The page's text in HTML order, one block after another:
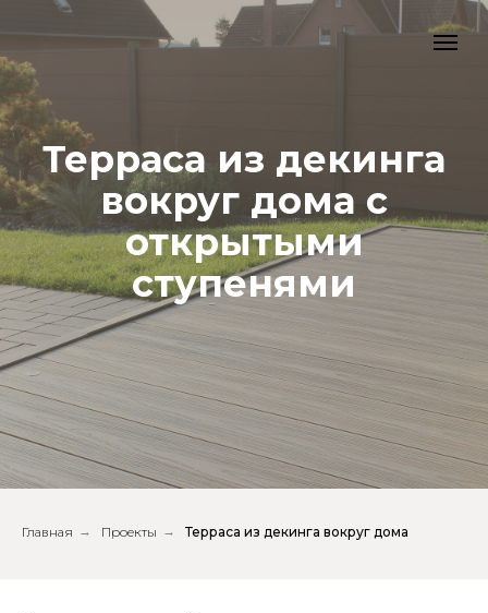
Терраса из декинга
вокруг дома с
открытыми
ступенями
Главная → Проекты → Терраса из декинга вокруг дома